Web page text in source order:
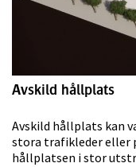
Avskild hållplats
Avskild hållplats kan
stora trafikleder eller
hållplatsen i stor